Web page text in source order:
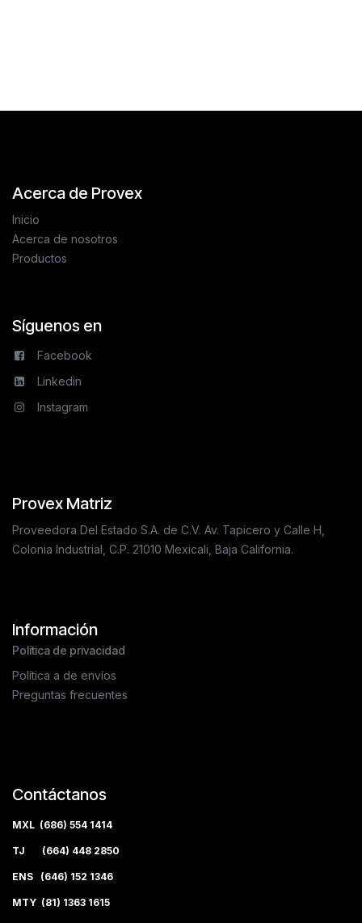
Acerca de Provex
Inicio
Acerca de nosotros
Productos
Síguenos en
Facebook
Linkedin
Instagram
Provex Matriz
Proveedora Del Estado S.A. de C.V. Av. Tapicero y Calle H,
Colonia Industrial, C.P. 21010 Mexicali, Baja California.
Información
Política de privacidad
Política a de envíos
Preguntas frecuentes
Contáctanos
MXL (686) 554 1414
TJ (664) 448 2850
ENS (646) 152 1346
MTY (81) 1363 1615